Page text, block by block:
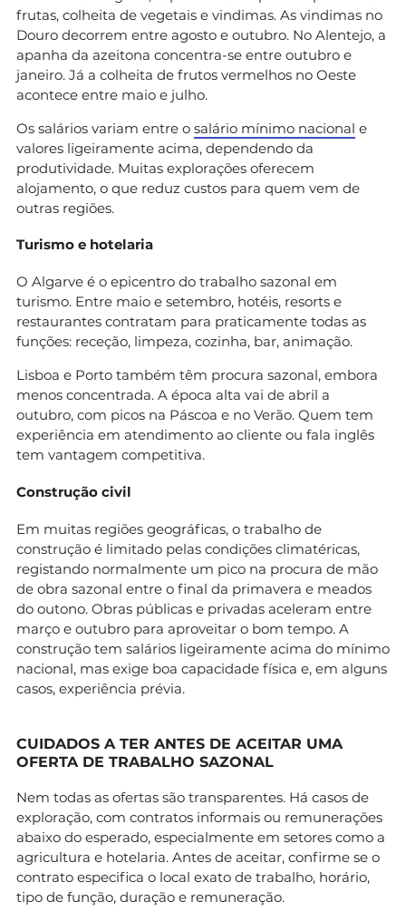
frutas, colheita de vegetais e vindimas. As vindimas no
Douro decorrem entre agosto e outubro. No Alentejo, a
apanha da azeitona concentra-se entre outubro e
janeiro. Já a colheita de frutos vermelhos no Oeste
acontece entre maio e julho.
Os salários variam entre o salário mínimo nacional e
valores ligeiramente acima, dependendo da
produtividade. Muitas explorações oferecem
alojamento, o que reduz custos para quem vem de
outras regiões.
Turismo e hotelaria
O Algarve é o epicentro do trabalho sazonal em
turismo. Entre maio e setembro, hotéis, resorts e
restaurantes contratam para praticamente todas as
funções: receção, limpeza, cozinha, bar, animação.
Lisboa e Porto também têm procura sazonal, embora
menos concentrada. A época alta vai de abril a
outubro, com picos na Páscoa e no Verão. Quem tem
experiência em atendimento ao cliente ou fala inglês
tem vantagem competitiva.
Construção civil
Em muitas regiões geográficas, o trabalho de
construção é limitado pelas condições climatéricas,
registando normalmente um pico na procura de mão
de obra sazonal entre o final da primavera e meados
do outono. Obras públicas e privadas aceleram entre
março e outubro para aproveitar o bom tempo. A
construção tem salários ligeiramente acima do mínimo
nacional, mas exige boa capacidade física e, em alguns
casos, experiência prévia.
CUIDADOS A TER ANTES DE ACEITAR UMA
OFERTA DE TRABALHO SAZONAL
Nem todas as ofertas são transparentes. Há casos de
exploração, com contratos informais ou remunerações
abaixo do esperado, especialmente em setores como a
agricultura e hotelaria. Antes de aceitar, confirme se o
contrato especifica o local exato de trabalho, horário,
tipo de função, duração e remuneração.